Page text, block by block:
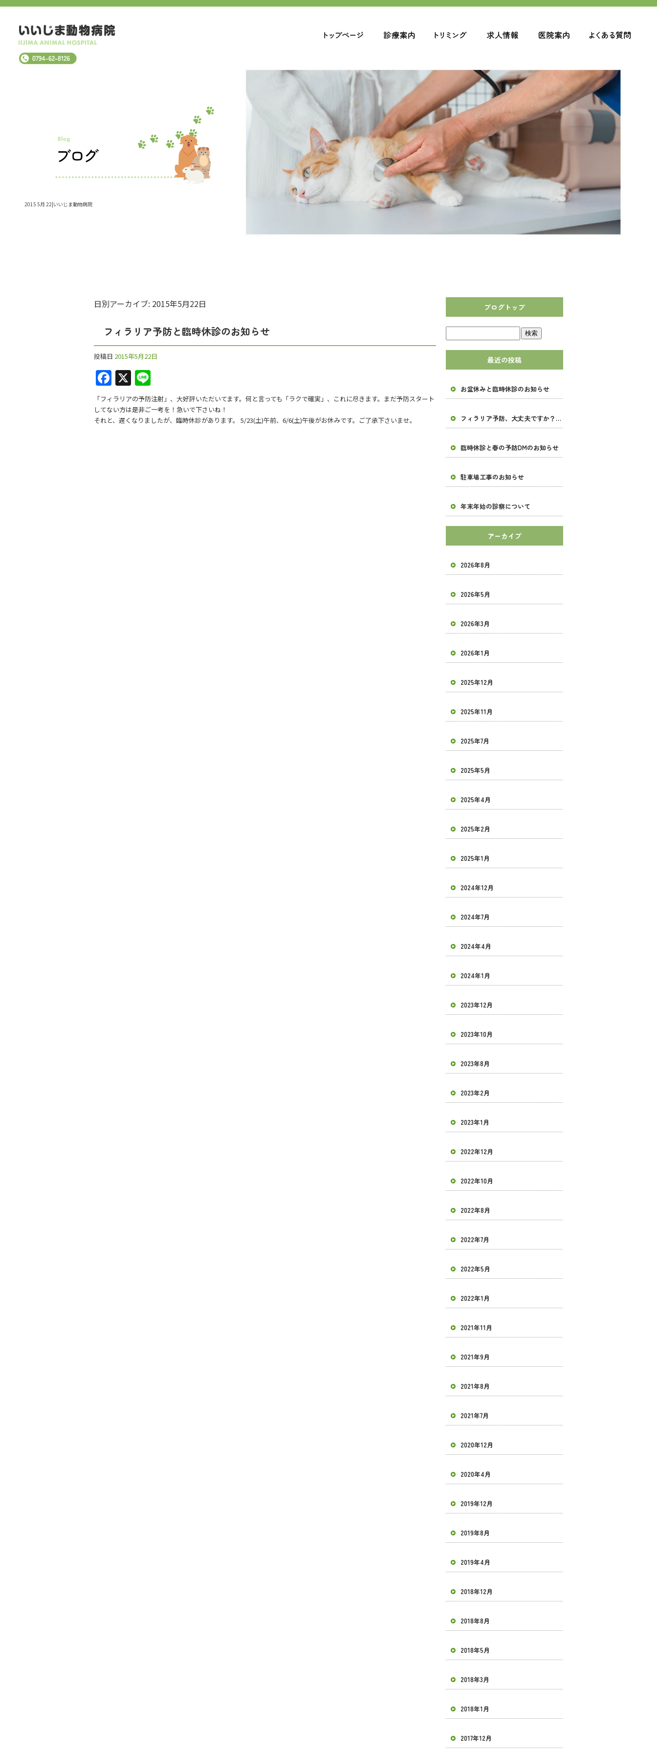
2015 5月 22|いいじま動物病院
日別アーカイブ: 2015年5月22日
フィラリア予防と臨時休診のお知らせ
投稿日 2015年5月22日
F
a
c
e
X
n
e
「フィラリアの予防注射」、大好評いただいてます。何と言っても「ラクで確実」、これに尽きます。まだ予防スタート
してない方は是非ご一考を！急いで下さいね！
それと、遅くなりましたが、臨時休診があります。 5/23(土)午前、6/6(土)午後がお休みです。ご了承下さいませ。
ブログトップ
最近の投稿
お盆休みと臨時休診のお知らせ
フィラリア予防、大丈夫ですか？ 春の予防と臨時休診について
臨時休診と春の予防DMのお知らせ
駐車場工事のお知らせ
年末年始の診察について
アーカイブ
2026年8月
2026年5月
2026年3月
2026年1月
2025年12月
2025年11月
2025年7月
2025年5月
2025年4月
2025年2月
2025年1月
2024年12月
2024年7月
2024年4月
2024年1月
2023年12月
2023年10月
2023年8月
2023年2月
2023年1月
2022年12月
2022年10月
2022年8月
2022年7月
2022年5月
2022年1月
2021年11月
2021年9月
2021年8月
2021年7月
2020年12月
2020年4月
2019年12月
2019年8月
2019年4月
2018年12月
2018年8月
2018年5月
2018年3月
2018年1月
2017年12月